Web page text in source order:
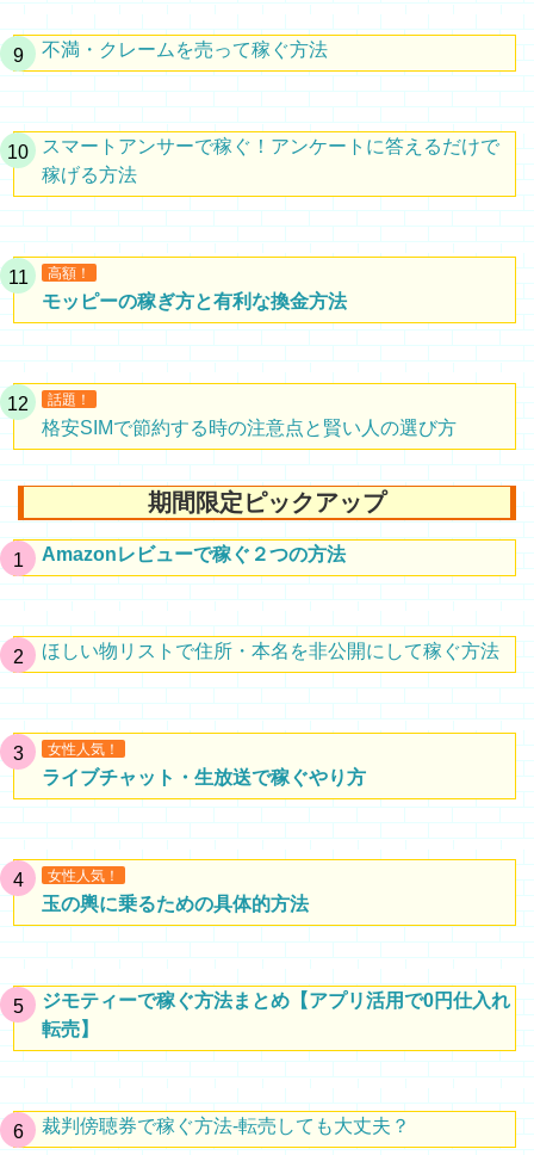
不満・クレームを売って稼ぐ方法
スマートアンサーで稼ぐ！アンケートに答えるだけで
稼げる方法
高額！
モッピーの稼ぎ方と有利な換金方法
話題！
格安SIMで節約する時の注意点と賢い人の選び方
期間限定ピックアップ
Amazonレビューで稼ぐ２つの方法
ほしい物リストで住所・本名を非公開にして稼ぐ方法
女性人気！
ライブチャット・生放送で稼ぐやり方
女性人気！
玉の輿に乗るための具体的方法
ジモティーで稼ぐ方法まとめ【アプリ活用で0円仕入れ
転売】
裁判傍聴券で稼ぐ方法-転売しても大丈夫？